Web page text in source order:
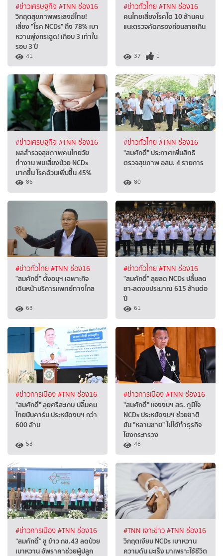
#ข่าวเศรษฐกิจ #TNN ช่อง16
วิกฤตสุขภาพพระสงฆ์ไทย!
เสี่ยง "โรค NCDs" ถึง 78% เบา
หวานพุ่งกระฉูด! เกือบ 3 เท่าใน
รอบ 3 ปี
41
#ข่าวทั่วไทย#TNN ช่อง16
คนไทยเสี่ยงโรคไต 10 ล้านคน
แนะตรวจคัดกรองก่อนสายเกิน
37 1
#ข่าวเศรษฐกิจ #TNN ช่อง16
ผลสำรวจสุขภาพคนไทยวัย
ทำงาน พบเสี่ยงป่วย NCDs
มากขึ้น โรคอ้วนเพิ่มขึ้น 45%
86
#ข่าวทั่วไทย#TNN ช่อง16
"สมศักดิ์" ประกาศเพิ่มสิทธิ
ตรวจสุขภาพ อสม. 4 รายการ
80
#ข่าวทั่วไทย#TNN ช่อง16
"สมศักดิ์" ตั้งอนุฯ เฉพาะกิจ
เดินหน้าบริการแพทย์ทางไกล
63
#ข่าวทั่วไทย#TNN ช่อง16
"สมศักดิ์" ลุยลด NCDs ปลื้มลด
ยา-ลดงบประมาณ 615 ล้านต่อ
ปี
61
#ข่าวการเมือง#TNN ช่อง16
"สมศักดิ์" ลุยศรีสะเกษ ปลื้มคน
ไทยนับคาร์บ ประหยัดงบฯ กว่า
600 ล้าน
53
#ข่าวการเมือง#TNN ช่อง16
"สมศักดิ์" แจงงบฯ สธ. ภูมิใจ
NCDs ประหยัดงบฯ ช่วยชาติ
ยัน "หลานชาย" ไม่ได้ทำธุรกิจ
โยงกระทรวง
48
#ข่าวการเมือง#TNN ช่อง16
“สมศักดิ์” ชู ข้าว กข.43 ลดป่วย
เบาหวาน อัพราคาช่วยผู้ปลูก
#TNN เจาะข่าว#TNN ช่อง16
วิกฤตเงียบ NCDs เบาหวาน
ความดัน มะเร็ง มาเพราะใช้ชีวิต